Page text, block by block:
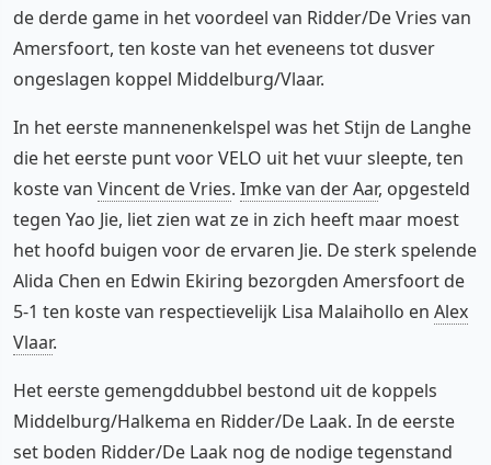
de derde game in het voordeel van Ridder/De Vries van
Amersfoort, ten koste van het eveneens tot dusver
ongeslagen koppel Middelburg/Vlaar.
In het eerste mannenenkelspel was het Stijn de Langhe
die het eerste punt voor VELO uit het vuur sleepte, ten
koste van Vincent de Vries. Imke van der Aar, opgesteld
tegen Yao Jie, liet zien wat ze in zich heeft maar moest
het hoofd buigen voor de ervaren Jie. De sterk spelende
Alida Chen en Edwin Ekiring bezorgden Amersfoort de
5-1 ten koste van respectievelijk Lisa Malaihollo en Alex
Vlaar.
Het eerste gemengddubbel bestond uit de koppels
Middelburg/Halkema en Ridder/De Laak. In de eerste
set boden Ridder/De Laak nog de nodige tegenstand